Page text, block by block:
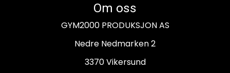
Om oss
GYM2000 PRODUKSJON AS
Nedre Nedmarken 2
3370 Vikersund